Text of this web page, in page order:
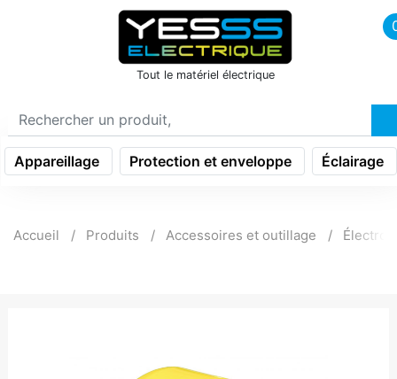
icon menu burger
Tout le matériel électrique
Appareillage Protection et enveloppe Éclairage
Accueil Produits Accessoires et outillage